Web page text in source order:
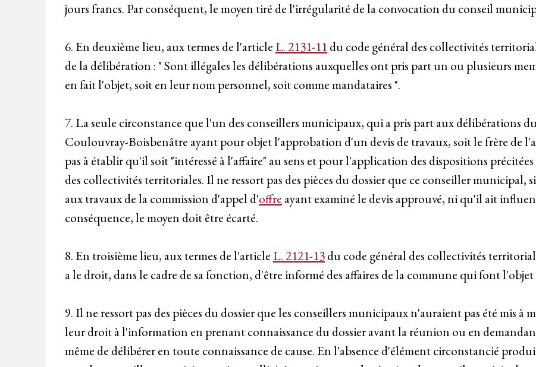
jours francs. Par conséquent, le moyen tiré de l'irrégularité de la convocation du conseil
6. En deuxième lieu, aux termes de l'article L. 2131-11du code général des collectivités
de la délibération : " Sont illégales les délibérations auxquelles ont pris part un ou plusieurs
en fait l'objet, soit en leur nom personnel, soit comme mandataires ".
7. La seule circonstance que l'un des conseillers municipaux, qui a pris part aux délibérations
Coulouvray-Boisbenâtre ayant pour objet l'approbation d'un devis de travaux, soit le frère de
pas à établir qu'il soit "intéressé à l'affaire" au sens et pour l'application des dispositions
des collectivités territoriales. Il ne ressort pas des pièces du dossier que ce conseiller
aux travaux de la commission d'appel d'offre ayant examiné le devis approuvé, ni qu'il ait
conséquence, le moyen doit être écarté.
8. En troisième lieu, aux termes de l'article L. 2121-13du code général des collectivités
a le droit, dans le cadre de sa fonction, d'être informé des affaires de la commune qui font
9. Il ne ressort pas des pièces du dossier que les conseillers municipaux n'auraient pas été mis à
leur droit à l'information en prenant connaissance du dossier avant la réunion ou en
même de délibérer en toute connaissance de cause. En l'absence d'élément circonstancié